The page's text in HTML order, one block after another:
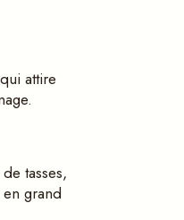
attire
tasses,
grand